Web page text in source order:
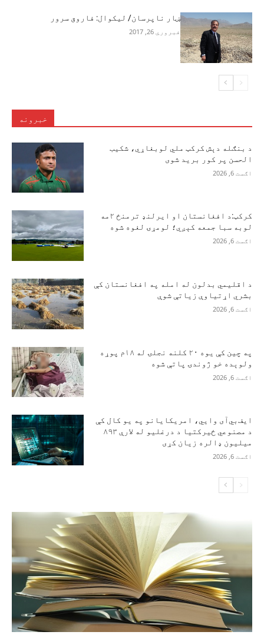
ښار ناپرسان/ لیکوال: فاروق سرور
فبروري 26, 2017
خبرونه
د بنګله دېش کرکټ ملي لوبغاړي، شکیب
الحسن پر کور برید شوی
اګست 6, 2026
کرکټ:د افغانستان او ایرلنډ ترمنځ ۲مه
لوبه سبا جمعه کېږي؛ لومړۍ لغوه شوه
اګست 6, 2026
د اقلیمي بدلون له امله په افغانستان کې
بشري اړتیاوې زیاتې شوې
اګست 6, 2026
په چین کې یوه ۲۰ کلنه نجلۍ له ۱۸م پوړه
ولوېده خو ژوندۍ پاتې شوه
اګست 6, 2026
ایف‌بي‌آی وايي، امریکایانو په یو کال کې
د مصنوعي ځیرکتیا د درغلیو له لارې ۸۹۳
میلیون ډالره زیان کړی
اګست 6, 2026